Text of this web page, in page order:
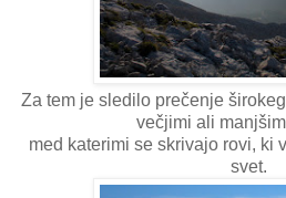
Za tem je sledilo prečenje
večjimi ali
med katerimi se skrivajo rovi, ki
svet.